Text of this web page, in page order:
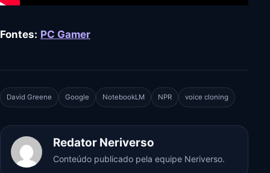
Fontes: PC Gamer
David Greene Google NotebookLM NPR voice cloning
Redator Neriverso
Conteúdo publicado pela equipe Neriverso.